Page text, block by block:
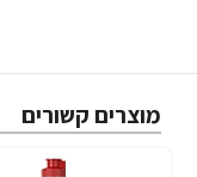
מוצרים קשורים